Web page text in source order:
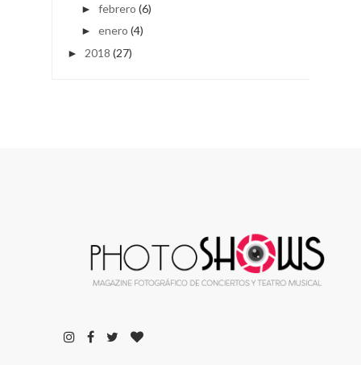
► febrero (6)
► enero (4)
► 2018 (27)